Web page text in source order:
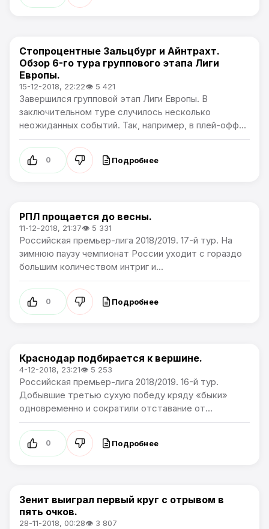
Лига Европы
Стопроцентные Зальцбург и Айнтрахт.
Обзор 6-го тура группового этапа Лиги
Европы.
15-12-2018, 22:22👁 5 421
Завершился групповой этап Лиги Европы. В
заключительном туре случилось несколько
неожиданных событий. Так, например, в плей-офф...
0 Подробнее
Премьер лига
РПЛ прощается до весны.
11-12-2018, 21:37👁 5 331
Российская премьер-лига 2018/2019. 17-й тур. На
зимнюю паузу чемпионат России уходит с гораздо
большим количеством интриг и...
0 Подробнее
Премьер лига
Краснодар подбирается к вершине.
4-12-2018, 23:21👁 5 253
Российская премьер-лига 2018/2019. 16-й тур.
Добывшие третью сухую победу кряду «быки»
одновременно и сократили отставание от...
0 Подробнее
Премьер лига
Зенит выиграл первый круг с отрывом в
пять очков.
28-11-2018, 00:28👁 3 807